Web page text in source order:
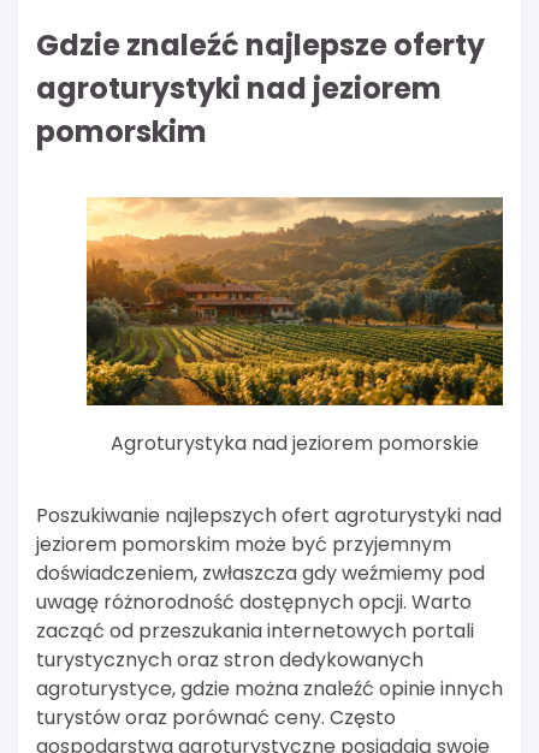
Gdzie znaleźć najlepsze oferty
agroturystyki nad jeziorem
pomorskim
Agroturystyka nad jeziorem pomorskie
Poszukiwanie najlepszych ofert agroturystyki nad
jeziorem pomorskim może być przyjemnym
doświadczeniem, zwłaszcza gdy weźmiemy pod
uwagę różnorodność dostępnych opcji. Warto
zacząć od przeszukania internetowych portali
turystycznych oraz stron dedykowanych
agroturystyce, gdzie można znaleźć opinie innych
turystów oraz porównać ceny. Często
gospodarstwa agroturystyczne posiadają swoje